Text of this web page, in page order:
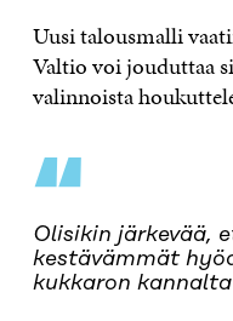
Uusi talousmalli
Valtio voi jouduttaa
valinnoista
“
Olisikin järkevää,
kestävämmät
kukkaron